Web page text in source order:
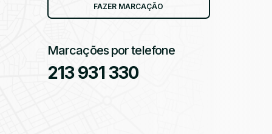
FAZER MARCAÇÃO
Marcações por telefone
213 931 330